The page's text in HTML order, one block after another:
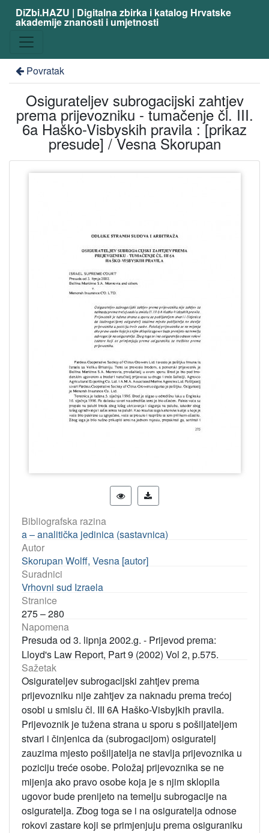
DiZbi.HAZU | Digitalna zbirka i katalog Hrvatske
akademije znanosti i umjetnosti
Povratak
Osigurateljev subrogacijski zahtjev
prema prijevozniku - tumačenje čl. III.
6a Haško-Visbyskih pravila : [prikaz
presude] / Vesna Skorupan
Bibliografska razina
a – analitička jedinica (sastavnica)
Autor
Skorupan Wolff, Vesna [autor]
Suradnici
Vrhovni sud Izraela
Stranice
275 – 280
Napomena
Presuda od 3. lipnja 2002.g. - Prijevod prema:
Lloyd's Law Report, Part 9 (2002) Vol 2, p.575.
Sažetak
Osigurateljev subrogacijski zahtjev prema
prijevozniku nije zahtjev za naknadu prema trećoj
osobi u smislu čl. III 6A Haško-Visbyjkih pravila.
Prijevoznik je tužena strana u sporu s pošiljateljem
stvari i činjenica da (subrogacijom) osiguratelj
zauzima mjesto pošiljatelja ne stavlja prijevoznika u
poziciju treće osobe. Položaj prijevoznika se ne
mijenja ako pravo osobe koja je s njim sklopila
ugovor bude prenijeto na temelju subrogacije na
osiguratelja. Zbog toga se i na osiguratelja odnose
rokovi zastare koji se primjenjuju prema osiguraniku